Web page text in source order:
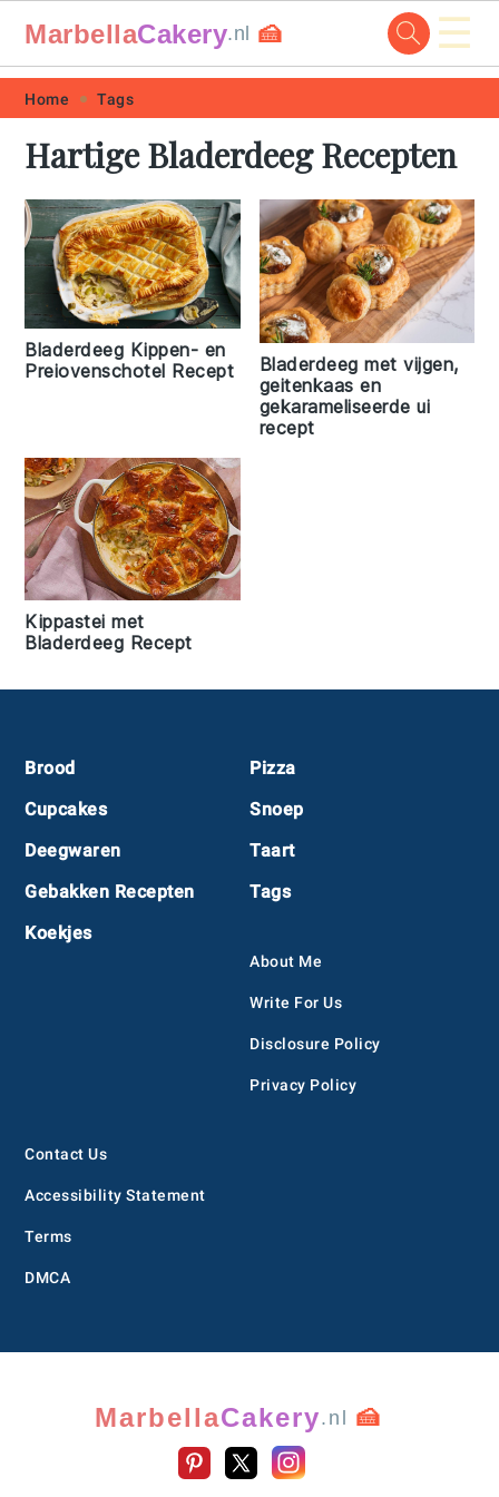
Skip
primary
navigation
Skip
main
content
Skip
primary
sidebar
Skip
footer
MarbellaCakery.nl 🍰 ☰
Home Tags
Hartige Bladerdeeg Recepten
Bladerdeeg Kippen- en
Preiovenschotel Recept
Bladerdeeg met vijgen,
geitenkaas en
gekarameliseerde ui
recept
Kippastei met
Bladerdeeg Recept
Footer
Brood
Cupcakes
Deegwaren
Gebakken Recepten
Koekjes
Pizza
Snoep
Taart
Tags
About Me
Write For Us
Disclosure Policy
Privacy Policy
Contact Us
Accessibility Statement
Terms
DMCA
MarbellaCakery.nl 🍰